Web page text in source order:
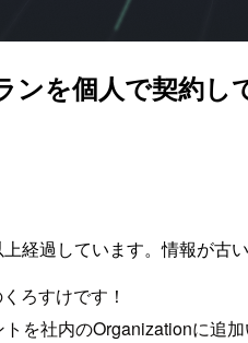
を個人で契約し
経過しています。情報が古
ろすけです！
を社内のOrganizationに追加